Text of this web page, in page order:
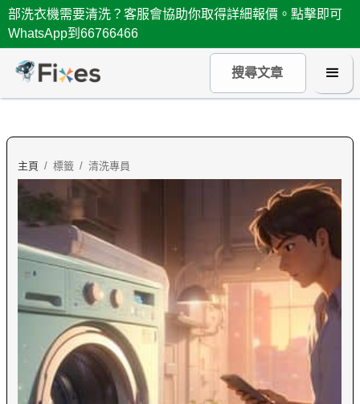
部洗衣機需要清洗？客服會協助你取得詳細報價。點擊即可
WhatsApp到66766466
主頁 / 標籤 / 清洗專員